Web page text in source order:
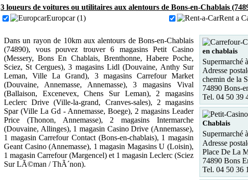
3 loueurs de voitures ou utilitaires aux alentours de Bons-en-Chablais
Europcar (1)
Rent a
Dans un rayon de 10km aux alentours de Bons-en-Chablais
(74890), vous pouvez trouver 6 magasins Petit Casino
(Messery, Bons En Chablais, Brenthonne, Habere Poche,
Sciez, St Cergues), 3 magasins Lidl (Douvaine, Anthy Sur
Leman, Ville La Grand), 3 magasins Carrefour Market
(Douvaine, Annemasse, Annemasse), 3 magasins Vival
(Ballaison, Excenevex, Chens Sur Leman), 2 magasins
Leclerc Drive (Ville-la-grand, Cranves-sales), 2 magasins
Spar (Ville La Gd - Annemasse, Boege), 2 magasins Leader
Price (Thonon, Annemasse), 2 magasins Intermarche
(Douvaine, Allinges), 1 magasin Casino Drive (Annemasse),
1 magasin Carrefour Contact (Bons-en-chablais), 1 magasin
Geant Casino (Annemasse), 1 magasin Magasins U (Loisin),
1 magasin Carrefour (Margencel) et 1 magasin Leclerc (Sciez
Sur LÃ©man / ThÃ´non).
en chablais
Supermarché
Adresse
chemin de la
74890 Bons-
Tel. 04 50 39
Chablais
Supermarché
Adresse
Place De La
74890 Bons
Tel. 04 50 36